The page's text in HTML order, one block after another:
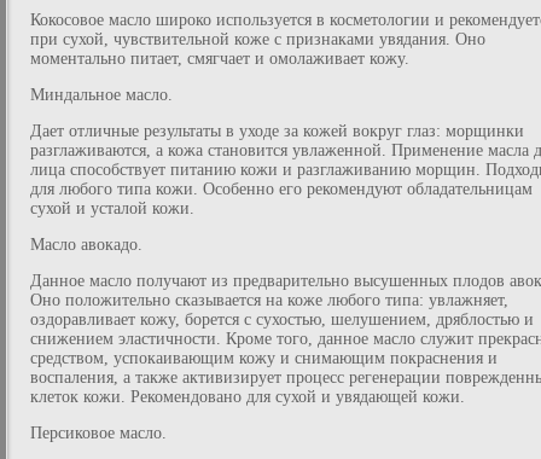
Кокосовое масло широко используется в косметологии и
при сухой, чувствительной коже с признаками увядания. Оно
моментально питает, смягчает и омолаживает кожу.
Миндальное масло.
Дает отличные результаты в уходе за кожей вокруг глаз: морщинки
разглаживаются, а кожа становится увлаженной. Применение масла
лица способствует питанию кожи и разглаживанию морщин.
для любого типа кожи. Особенно его рекомендуют обладательницам
сухой и усталой кожи.
Масло авокадо.
Данное масло получают из предварительно высушенных плодов
Оно положительно сказывается на коже любого типа: увлажняет,
оздоравливает кожу, борется с сухостью, шелушением, дряблостью и
снижением эластичности. Кроме того, данное масло служит
средством, успокаивающим кожу и снимающим покраснения и
воспаления, а также активизирует процесс регенерации
клеток кожи. Рекомендовано для сухой и увядающей кожи.
Персиковое масло.